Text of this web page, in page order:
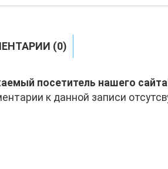
(0)
посетитель нашего
к данной записи